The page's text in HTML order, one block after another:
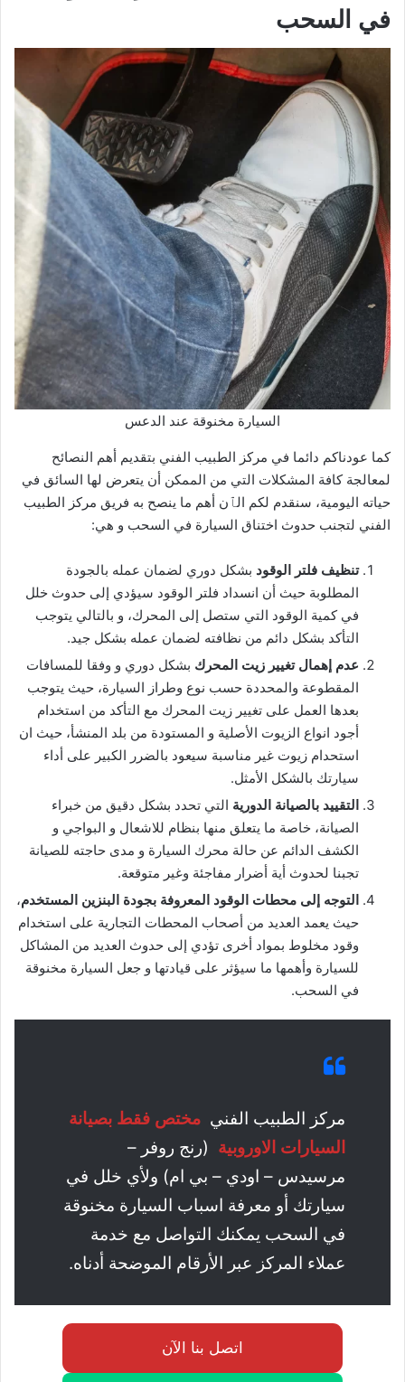
في السحب
السيارة مخنوقة عند الدعس
كما عودناكم دائما في مركز الطبيب الفني بتقديم أهم النصائح
لمعالجة كافة المشكلات التي من الممكن أن يتعرض لها السائق في
حياته اليومية، سنقدم لكم الٱن أهم ما ينصح به فريق مركز الطبيب
الفني لتجنب حدوث اختناق السيارة في السحب و هي:
تنظيف فلتر الوقود بشكل دوري لضمان عمله بالجودة
المطلوبة حيث أن انسداد فلتر الوقود سيؤدي إلى حدوث خلل
في كمية الوقود التي ستصل إلى المحرك، و بالتالي يتوجب
التأكد بشكل دائم من نظافته لضمان عمله بشكل جيد.
عدم إهمال تغيير زيت المحرك بشكل دوري و وفقا للمسافات
المقطوعة والمحددة حسب نوع وطراز السيارة، حيث يتوجب
بعدها العمل على تغيير زيت المحرك مع التأكد من استخدام
أجود انواع الزيوت الأصلية و المستودة من بلد المنشأ، حيث ان
استحدام زيوت غير مناسبة سيعود بالضرر الكبير على أداء
سيارتك بالشكل الأمثل.
التقييد بالصيانة الدورية التي تحدد بشكل دقيق من خبراء
الصيانة، خاصة ما يتعلق منها بنظام للاشعال و البواجي و
الكشف الدائم عن حالة محرك السيارة و مدى حاجته للصيانة
تجبنا لحدوث أية أضرار مفاجئة وغير متوقعة.
التوجه إلى محطات الوقود المعروفة بجودة البنزين المستخدم،
حيث يعمد العديد من أصحاب المحطات التجارية على استخدام
وقود مخلوط بمواد أخرى تؤدي إلى حدوث العديد من المشاكل
للسيارة وأهمها ما سيؤثر على قيادتها و جعل السيارة مخنوقة
في السحب.
مركز الطبيب الفني مختص فقط بصيانة
السيارات الاوروبية (رنج روفر –
مرسيدس – اودي – بي ام) ولأي خلل في
سيارتك أو معرفة اسباب السيارة مخنوقة
في السحب يمكنك التواصل مع خدمة
عملاء المركز عبر الأرقام الموضحة أدناه.
اتصل بنا الآن